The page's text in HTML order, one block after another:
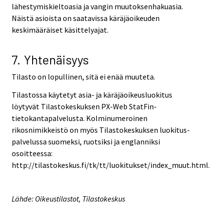
lähestymiskieltoasia ja vangin muutoksenhakuasia.
Näistä asioista on saatavissa käräjäoikeuden
keskimääräiset käsittelyajat.
7. Yhtenäisyys
Tilasto on lopullinen, sitä ei enää muuteta.
Tilastossa käytetyt asia- ja käräjäoikeusluokitus
löytyvät Tilastokeskuksen PX-Web StatFin-
tietokantapalvelusta. Kolminumeroinen
rikosnimikkeistö on myös Tilastokeskuksen luokitus-
palvelussa suomeksi, ruotsiksi ja englanniksi
osoitteessa:
http://tilastokeskus.fi/tk/tt/luokitukset/index_muut.html.
Lähde: Oikeustilastot, Tilastokeskus